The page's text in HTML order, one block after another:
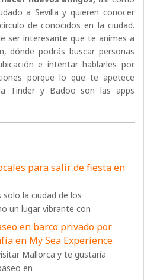
a Sevilla y quieren conocer
de conocidos en la ciudad.
ser interesante que te animes a
dónde podrás buscar personas
e intentar hablarles por
porque lo que te apetece
Tinder y Badoo son las apps
para salir de fiesta en
solo la ciudad de los
un lugar vibrante con
en barco privado por
en My Sea Experience
Mallorca y te gustaría
en